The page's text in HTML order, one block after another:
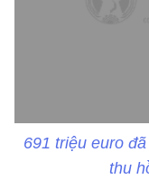
691 triệu euro
thu